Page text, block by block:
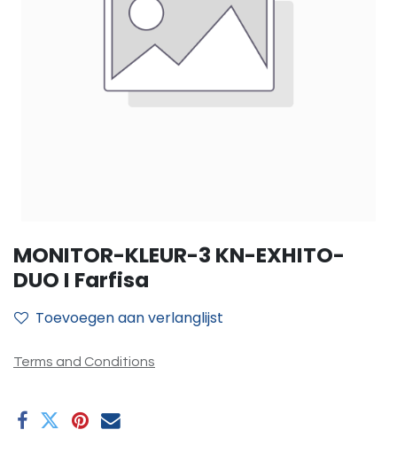
MONITOR-KLEUR-3 KN-EXHITO-
DUO I Farfisa
Toevoegen aan verlanglijst
Terms and Conditions